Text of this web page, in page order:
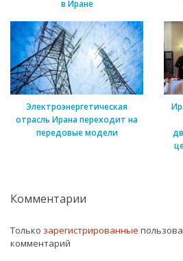
в Иране
Электроэнергетическая
отрасль Ирана переходит на
передовые модели
Комментарии
Только зарегистрированные
комментарий